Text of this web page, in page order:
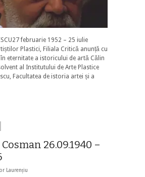
februarie 1952 – 25 iulie
Plastici, Filiala Critică anunță cu
eternitate a istoricului de artă Călin
al Institutului de Arte Plastice
Facultatea de istoria artei și a
26.09.1940 –
Laurențiu